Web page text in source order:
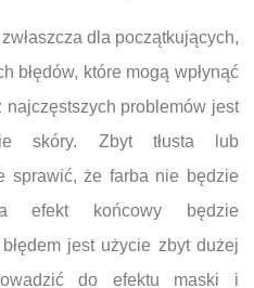
dla początkujących,
błędów, które mogą wpłynąć
problemów jest
skóry. Zbyt tłusta lub
sprawić, że farba nie będzie
efekt końcowy będzie
jest użycie zbyt dużej
do efektu maski i